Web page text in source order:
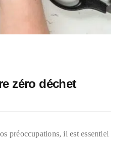
zéro déchet
préoccupations, il est essentiel